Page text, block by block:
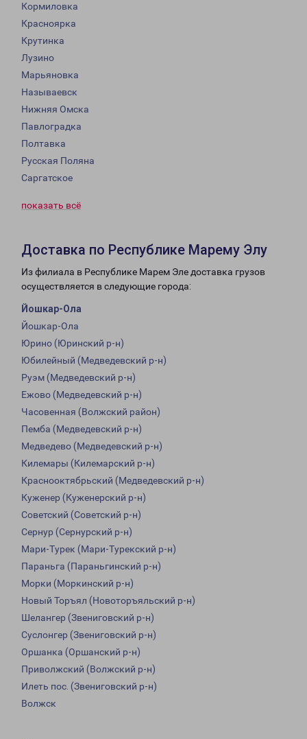
Кормиловка
Красноярка
Крутинка
Лузино
Марьяновка
Называевск
Нижняя Омска
Павлоградка
Полтавка
Русская Поляна
Саргатское
показать всё
Доставка по Республике Марему Элу
Из филиала в Республике Марем Эле доставка грузов
осуществляется в следующие города:
Йошкар-Ола
Йошкар-Ола
Юрино (Юринский р-н)
Юбилейный (Медведевский р-н)
Руэм (Медведевский р-н)
Ежово (Медведевский р-н)
Часовенная (Волжский район)
Пемба (Медведевский р-н)
Медведево (Медведевский р-н)
Килемары (Килемарский р-н)
Краснооктябрьский (Медведевский р-н)
Куженер (Куженерский р-н)
Советский (Советский р-н)
Сернур (Сернурский р-н)
Мари-Турек (Мари-Турекский р-н)
Параньга (Параньгинский р-н)
Морки (Моркинский р-н)
Новый Торъял (Новоторъяльский р-н)
Шелангер (Звениговский р-н)
Суслонгер (Звениговский р-н)
Оршанка (Оршанский р-н)
Приволжский (Волжский р-н)
Илеть пос. (Звениговский р-н)
Волжск